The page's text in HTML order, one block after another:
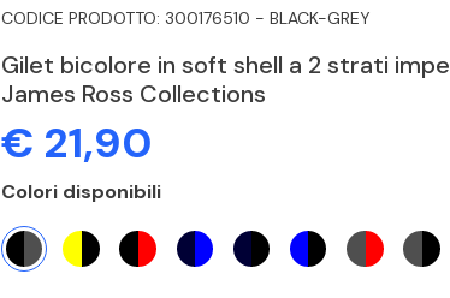
CODICE PRODOTTO: 300176510 - BLACK-GREY
Gilet bicolore in soft shell a 2 strati
James Ross Collections
€ 21,90
Colori disponibili